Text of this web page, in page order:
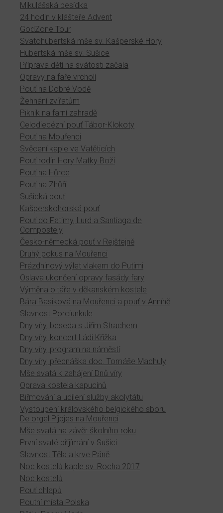
Mikulášská besídka
24 hodin v klášteře Advent
GodZone Tour
Svatohubertská mše sv. Kašperské Hory
Hubertská mše sv. Sušice
Příprava dětí na svátosti začala
Opravy na faře vrcholí
Pouť na Dobré Vodě
Žehnání zvířatům
Piknik na farní zahradě
Celodiecézní pouť Tábor-Klokoty
Pouť na Mouřenci
Svěcení kaple ve Vatěticích
Pouť rodin Hory Matky Boží
Pouť na Hůrce
Pouť na Zhůří
Sušická pouť
Kašperskohorská pouť
Pouť do Fatimy, Lurd a Santiaga de
Compostely
Česko-německá pouť v Rejštejně
Druhý pokus na Mouřenci
Prázdninový výlet vlakem do Putimi
Oslava ukončení opravy fasády fary
Výměna oltáře v děkanském kostele
Bára Basiková na Mouřenci a pouť v Anníně
Slavnost Porciunkule
Dny víry, beseda s Jiřím Strachem
Dny víry, koncert Ládi Křížka
Dny víry, program na náměstí
Dny víry, přednáška doc. Tomáše Machuly
Mše svatá k zahájení Dnů víry
Oprava kostela kapucínů
Biřmování a udílení služby akolytátu
Vystoupení královského belgického sboru
De orgel Pijpjes na Mouřenci
Mše svatá na závěr školního roku
První svaté přijímání v Sušici
Slavnost Těla a krve Páně
Noc kostelů kaple sv. Rocha 2017
Noc kostelů
Pouť chlapů
Poutní místa Polska